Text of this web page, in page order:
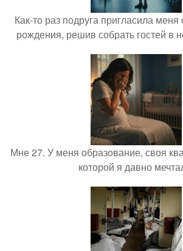
Как-то раз подруга пригласила меня
рождения, решив собрать гостей в
Мне 27. У меня образование, своя
которой я давно